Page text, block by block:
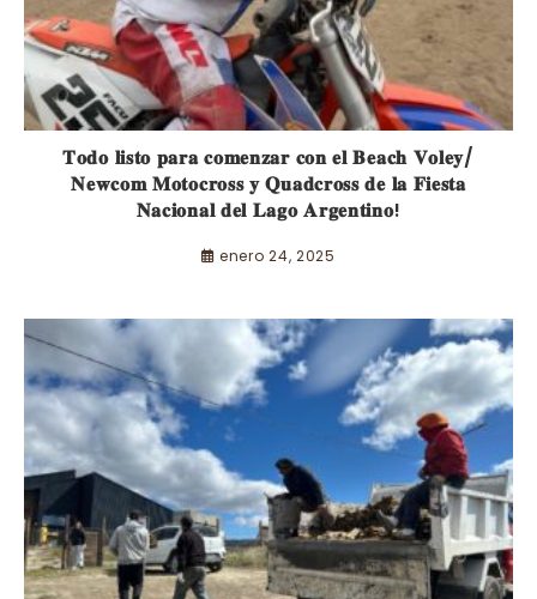
𝐓𝐨𝐝𝐨 𝐥𝐢𝐬𝐭𝐨 𝐩𝐚𝐫𝐚 𝐜𝐨𝐦𝐞𝐧𝐳𝐚𝐫 𝐜𝐨𝐧 𝐞𝐥 𝐁𝐞𝐚𝐜𝐡 𝐕𝐨𝐥𝐞𝐲/
𝐍𝐞𝐰𝐜𝐨𝐦 𝐌𝐨𝐭𝐨𝐜𝐫𝐨𝐬𝐬 𝐲 𝐐𝐮𝐚𝐝𝐜𝐫𝐨𝐬𝐬 𝐝𝐞 𝐥𝐚 𝐅𝐢𝐞𝐬𝐭𝐚
𝐍𝐚𝐜𝐢𝐨𝐧𝐚𝐥 𝐝𝐞𝐥 𝐋𝐚𝐠𝐨 𝐀𝐫𝐠𝐞𝐧𝐭𝐢𝐧𝐨!
enero 24, 2025